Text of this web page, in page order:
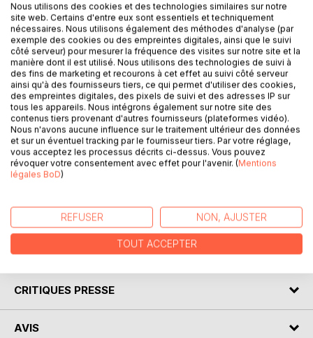
DESCRIPTION
The "Literary Knowledge" collection offers you the
possibility to know everything about On the Road by Jack
Kerouac, thanks to a complete and detailed study guide.
The clear and accessible writing allows for a better
understanding of the work analyzed. This study guide also
complies with quality standards set up by a team of
experienced teachers. It contains Jack Kerouac's
biography, a presentation of the novel, a detailed summary
themes, and a study of the literary movement of the book.
AUTEUR(S)
CRITIQUES PRESSE
AVIS
Nous utilisons des cookies et des technologies similaires sur notre
site web. Certains d'entre eux sont essentiels et techniquement
nécessaires. Nous utilisons également des méthodes d'analyse (par
exemple des cookies ou des empreintes digitales, ainsi que le suivi
côté serveur) pour mesurer la fréquence des visites sur notre site et la
manière dont il est utilisé. Nous utilisons des technologies de suivi à
des fins de marketing et recourons à cet effet au suivi côté serveur
ainsi qu'à des fournisseurs tiers, ce qui permet d'utiliser des cookies,
des empreintes digitales, des pixels de suivi et des adresses IP sur
tous les appareils. Nous intégrons également sur notre site des
contenus tiers provenant d'autres fournisseurs (plateformes vidéo).
Nous n'avons aucune influence sur le traitement ultérieur des données
et sur un éventuel tracking par le fournisseur tiers. Par votre réglage,
vous acceptez les processus décrits ci-dessus. Vous pouvez
révoquer votre consentement avec effet pour l'avenir. (Mentions
légales BoD)
REFUSER NON, AJUSTER
TOUT ACCEPTER